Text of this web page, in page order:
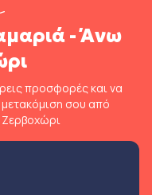
- Άνω
προσφορές και να
μετακόμιση σου από